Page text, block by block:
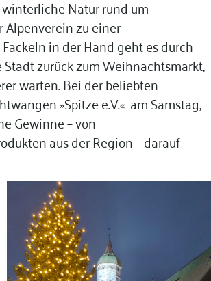
Natur rund um
Alpenverein zu einer
in der Hand geht es durch
zurück zum Weihnachtsmarkt,
warten. Bei der beliebten
»Spitze e.V.« am Samstag,
Gewinne – von
aus der Region – darauf